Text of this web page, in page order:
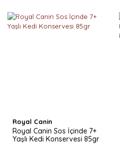
Royal Canin
Royal Canin Sos İçinde 7+
Yaşlı Kedi Konservesi 85gr